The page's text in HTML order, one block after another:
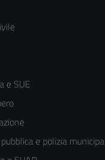
e SUE
e polizia